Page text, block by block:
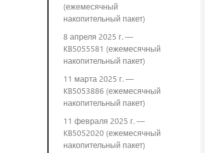
(ежемесячный
накопительный пакет)
8 апреля 2025 г. —
KB5055581 (ежемесячный
накопительный пакет)
11 марта 2025 г. —
KB5053886 (ежемесячный
накопительный пакет)
11 февраля 2025 г. —
KB5052020 (ежемесячный
накопительный пакет)